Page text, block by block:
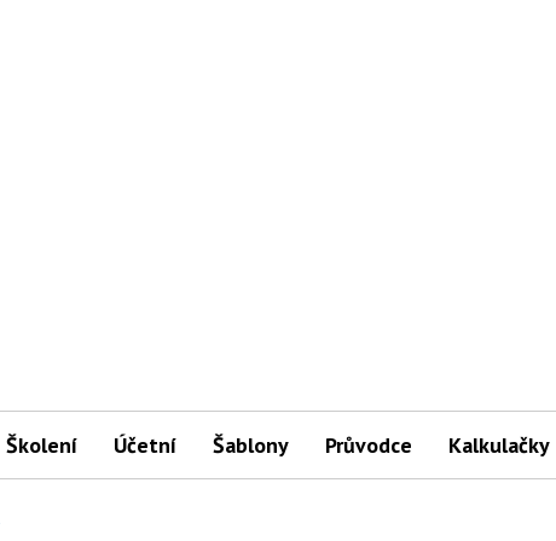
Školení Účetní Šablony Průvodce Kalkulačky